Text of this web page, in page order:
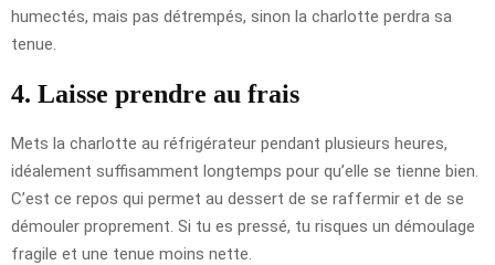
humectés, mais pas détrempés, sinon la charlotte perdra sa
tenue.
4. Laisse prendre au frais
Mets la charlotte au réfrigérateur pendant plusieurs heures,
idéalement suffisamment longtemps pour qu’elle se tienne bien.
C’est ce repos qui permet au dessert de se raffermir et de se
démouler proprement. Si tu es pressé, tu risques un démoulage
fragile et une tenue moins nette.